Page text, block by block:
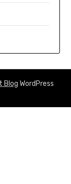
Blog WordPress